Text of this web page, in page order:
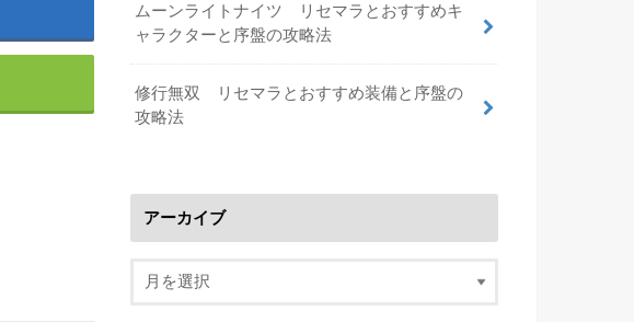
ムーンライトナイツ リセマラとおすすめキ
ャラクターと序盤の攻略法
修行無双 リセマラとおすすめ装備と序盤の
攻略法
アーカイブ